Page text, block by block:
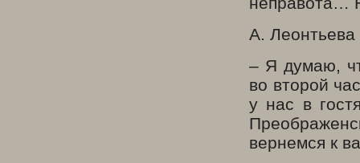
А. Леонтьева
– Я думаю,
во второй
у нас в
вернемся к